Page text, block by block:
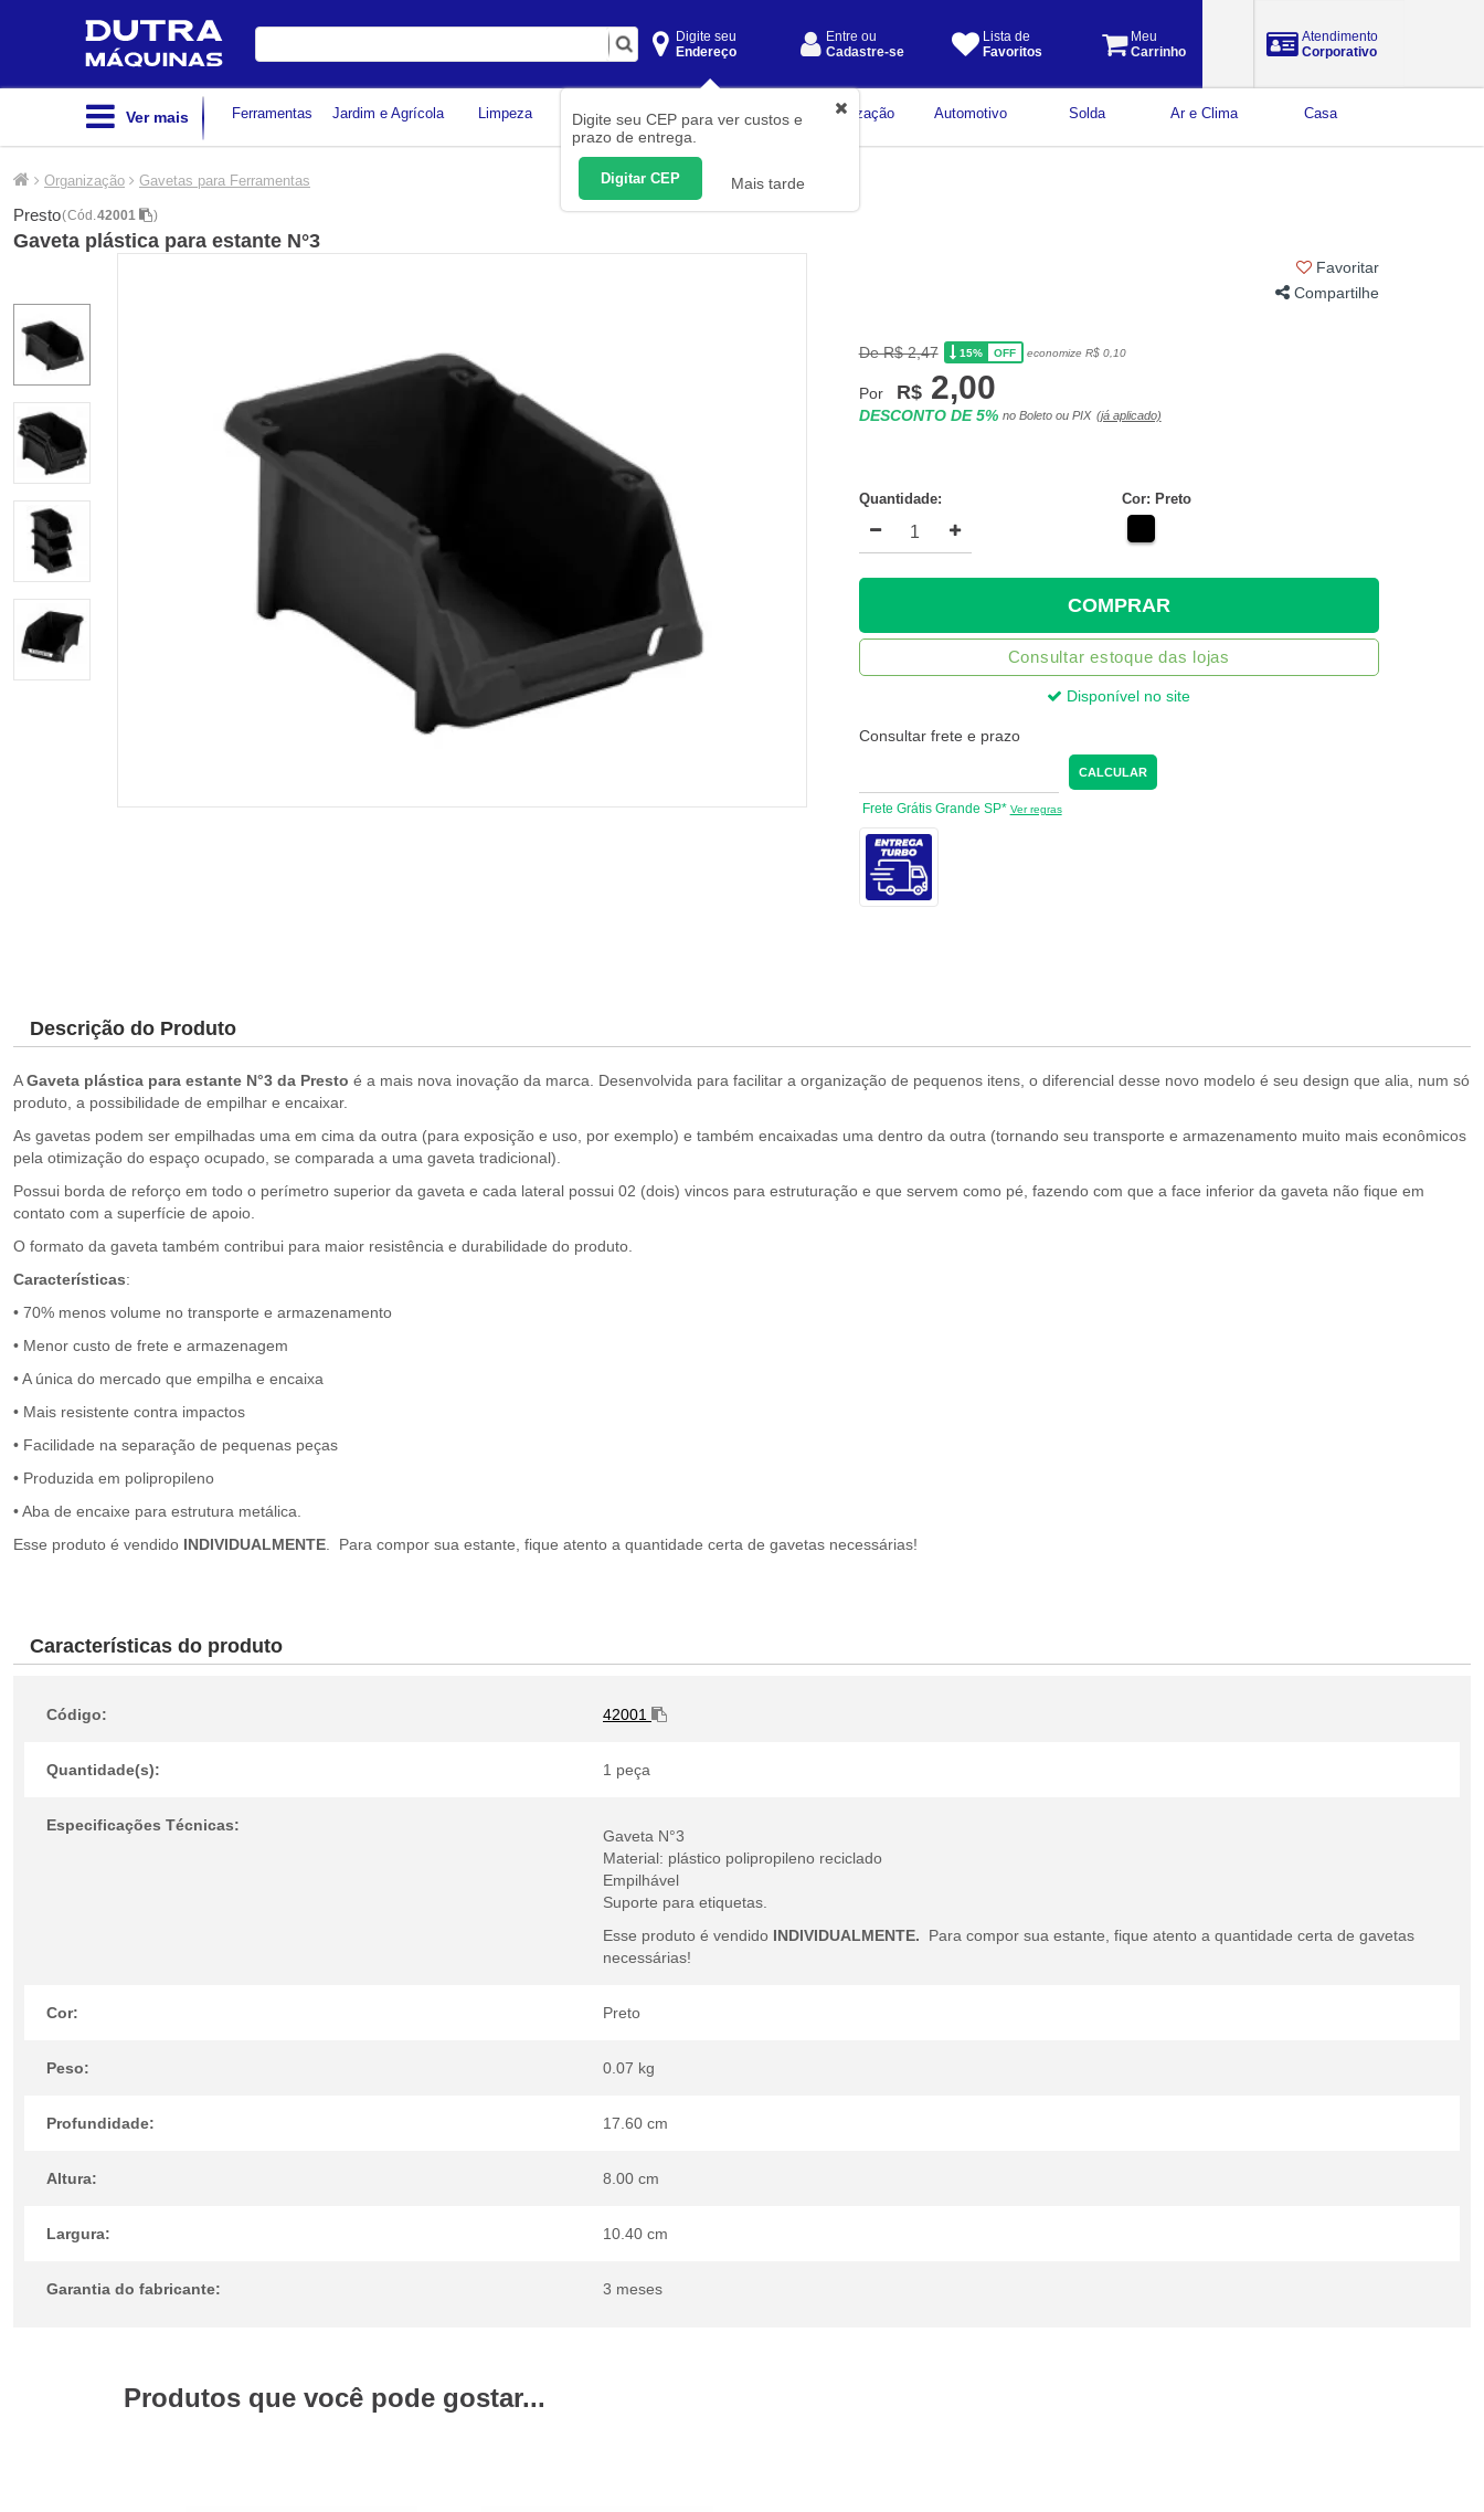
Digite
Digite seu
Endereço
Digite seu CEP para ver custos e
prazo de entrega.
Digitar CEP Mais tarde
Entre ou
Cadastre-se
Lista de
Favoritos
Meu
Carrinho
Atendimento
Corporativo
Ver mais Ferramentas Jardim e Agrícola Limpeza Construção Civil
Medição
Organização Automotivo Solda Ar e Clima Casa
Organização Gavetas para Ferramentas
Presto(Cód. 42001 )
Gaveta plástica para estante N°3
Favoritar
Compartilhe
De R$ 2,47 15% OFF economize R$ 0,10
Por R$ 2,00
DESCONTO DE 5% no Boleto ou PIX (já aplicado)
Quantidade: Cor: Preto
COMPRAR
Consultar estoque das lojas
Disponível no site
Consultar frete e prazo
CALCULAR
Frete Grátis Grande SP* Ver regras
Descrição do Produto
AGaveta plástica para estante N°3 da Presto é a mais nova inovação da marca. Desenvolvida para facilitar a organização de pequenos itens, o diferencial desse novo modelo é seu design que alia, num só
produto, a possibilidade de empilhar e encaixar.
As gavetas podem ser empilhadas uma em cima da outra (para exposição e uso, por exemplo) e também encaixadas uma dentro da outra (tornando seu transporte e armazenamento muito mais econômicos
pela otimização do espaço ocupado, se comparada a uma gaveta tradicional).
Possui borda de reforço em todo o perímetro superior da gaveta e cada lateral possui 02 (dois) vincos para estruturação e que servem como pé, fazendo com que a face inferior da gaveta não fique em
contato com a superfície de apoio.
O formato da gaveta também contribui para maior resistência e durabilidade do produto.
Características:
• 70% menos volume no transporte e armazenamento
• Menor custo de frete e armazenagem
• A única do mercado que empilha e encaixa
• Mais resistente contra impactos
• Facilidade na separação de pequenas peças
• Produzida em polipropileno
• Aba de encaixe para estrutura metálica.
Esse produto é vendido INDIVIDUALMENTE . Para compor sua estante, fique atento a quantidade certa de gavetas necessárias!
Características do produto
Código: 42001
Quantidade(s): 1 peça
Especificações Técnicas:
Gaveta N°3
Material: plástico polipropileno reciclado
Empilhável
Suporte para etiquetas.
Esse produto é vendido INDIVIDUALMENTE.
Para compor sua estante, fique atento a quantidade certa de gavetas
necessárias!
Cor: Preto
Peso: 0.07 kg
Profundidade: 17.60 cm
Altura: 8.00 cm
Largura: 10.40 cm
Garantia do fabricante: 3 meses
Produtos que você pode gostar...